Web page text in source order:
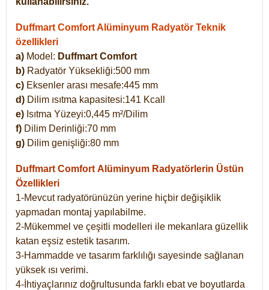
Duffmart Comfort Alüminyum Radyatör Teknik
özellikleri
a) Model: Duffmart Comfort
b) Radyatör Yüksekliği:500 mm
c) Eksenler arası mesafe:445 mm
d) Dilim ısıtma kapasitesi:141 Kcall
e) Isıtma Yüzeyi:0,445 m²/Dilim
f) Dilim Derinliği:70 mm
g) Dilim genişliği:80 mm
Duffmart Comfort Alüminyum Radyatörlerin Üstün
Özellikleri
1-Mevcut radyatörünüzün yerine hiçbir değişiklik
yapmadan montaj yapılabilme.
2-Mükemmel ve çeşitli modelleri ile mekanlara güzellik
katan eşsiz estetik tasarım.
3-Hammadde ve tasarım farklılığı sayesinde sağlanan
yüksek ısı verimi.
4-İhtiyaçlarınız doğrultusunda farklı ebat ve boyutlarda